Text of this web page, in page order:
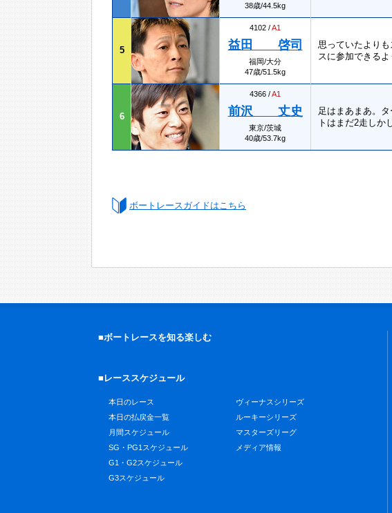
38歳/44.5kg
5
4102 /A1
益田 啓司
福岡/大分
47歳/51.5kg
思っていたより
スに参加できる
6
4366 /A1
前沢 丈史
東京/茨城
40歳/53.7kg
足はまあまあ。
トはまだ2走し
ボートレースガイドはこちら
■ボートレースを知る楽しむ
■レーススケジュール
本日のレース
本日の払戻金一覧
月間スケジュール
SG・PG1スケジュール
G1・G2スケジュール
G3スケジュール
ヴィーナスシリーズ
ルーキーシリーズ
マスターズリーグ
メディア情報